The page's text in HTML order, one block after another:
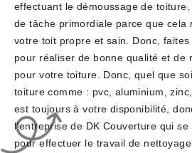
effectuant le démoussage de
de tâche primordiale parce que cela
votre toit propre et sain. Donc, faites
pour réaliser de bonne qualité et de
pour votre toiture. Donc, quel que
toiture comme : pvc, aluminium,
est toujours à votre disponibilité,
l’entreprise de DK Couverture qui
pour effectuer le travail de